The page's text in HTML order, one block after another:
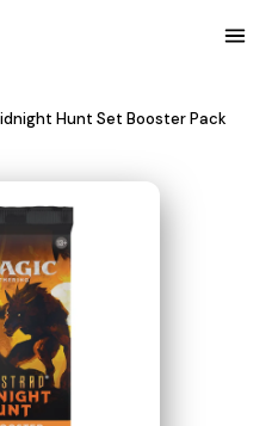
Hunt Set Booster Pack